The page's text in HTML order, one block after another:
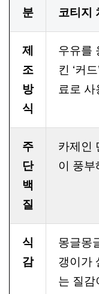
분
코티지
제
조
방
식
우유를
킨 ‘커
료로 사
주
단
백
질
카제인
이 풍부
식
감
몽글몽
갱이가
는 질감